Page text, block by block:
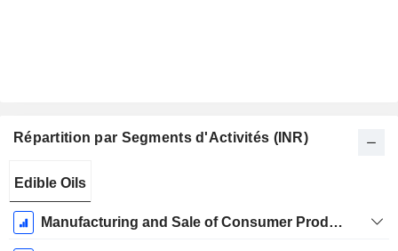
Répartition par Segments d'Activités (INR)
Fiscale:
Mars
Edible Oils
Manufacturing and Sale of Consumer Products